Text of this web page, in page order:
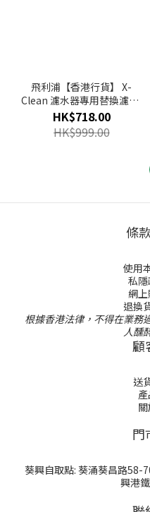
飛利浦【香港行貨】 X-
Clean 濾水器專用替換濾芯/
濾水芯- WP3983
HK$718.00
HK$999.00
條
使用
私
網
退換
根據香港法律，不得在業務
人醺
顧
送
門
葵興自取點: 葵涌葵昌路58-
興港鐵